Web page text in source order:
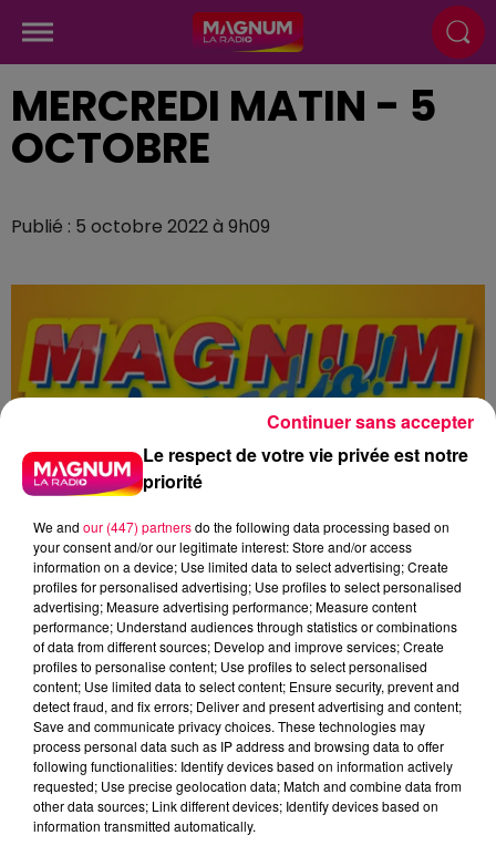
MERCREDI MATIN - 5
OCTOBRE
Publié : 5 octobre 2022 à 9h09
Flash infos
Crédit :Flash infos
Le respect de votre vie privée est notre
priorité
We and our (447) partnersdo the following data processing based on
your consent and/or our legitimate interest: Store and/or access
information on a device; Use limited data to select advertising; Create
profiles for personalised advertising; Use profiles to select personalised
advertising; Measure advertising performance; Measure content
performance; Understand audiences through statistics or combinations
of data from different sources; Develop and improve services; Create
profiles to personalise content; Use profiles to select personalised
content; Use limited data to select content; Ensure security, prevent and
detect fraud, and fix errors; Deliver and present advertising and content;
Save and communicate privacy choices. These technologies may
process personal data such as IP address and browsing data to offer
following functionalities: Identify devices based on information actively
requested; Use precise geolocation data; Match and combine data from
other data sources; Link different devices; Identify devices based on
information transmitted automatically.
Continuer sans accepter